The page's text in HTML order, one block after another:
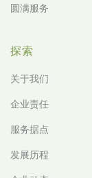
圆满服务
探索
关于我们
企业责任
服务据点
发展历程